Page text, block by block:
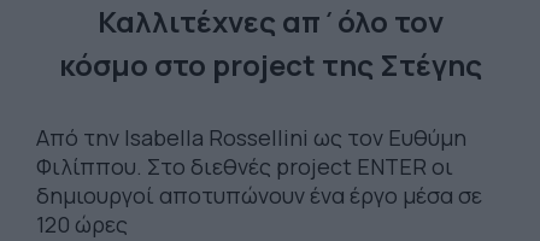
Καλλιτέχνες απ΄όλο τον
κόσμο στο project της Στέγης
Από την Isabella Rossellini ως τον Ευθύμη
Φιλίππου. Στο διεθνές project ENTER οι
δημιουργοί αποτυπώνουν ένα έργο μέσα σε
120 ώρες